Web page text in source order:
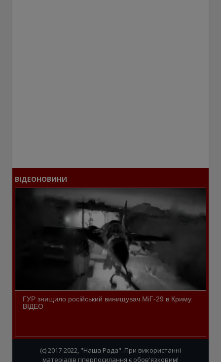
ВІДЕОНОВИНИ
ГУР знищило російський винищувач МіГ-29 в Криму.
ВІДЕО
(c) 2017-2022, "Наша Рада". При використанні
матеріалів гіперпосилання є обов'язковим!